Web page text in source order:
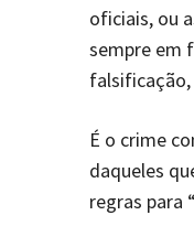
oficiais, ou
sempre em
É o crime
daqueles
regras para